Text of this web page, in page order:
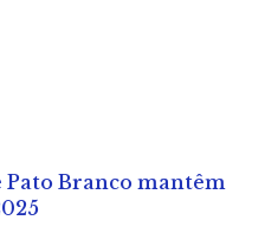
Pato Branco mantêm